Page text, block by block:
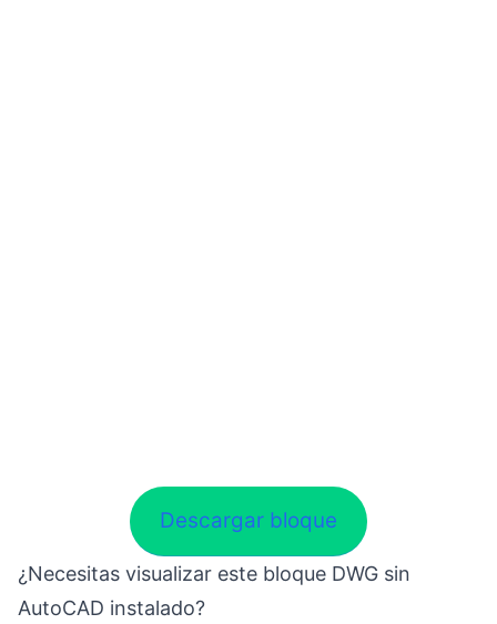
Descargar bloque
¿Necesitas visualizar este bloque DWG sin
AutoCAD instalado?